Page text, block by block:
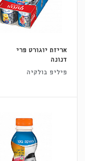
אריזת יוגורט פרי
דנונה
פיליפ בולקיה